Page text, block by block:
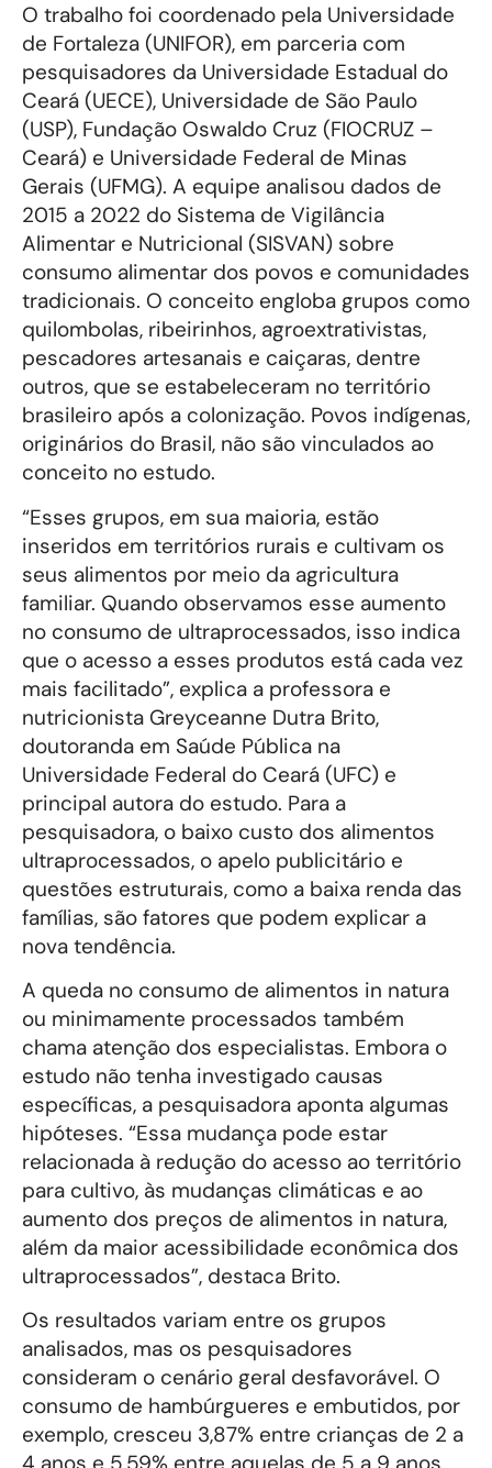
O trabalho foi coordenado pela Universidade
de Fortaleza (UNIFOR), em parceria com
pesquisadores da Universidade Estadual do
Ceará (UECE), Universidade de São Paulo
(USP), Fundação Oswaldo Cruz (FIOCRUZ –
Ceará) e Universidade Federal de Minas
Gerais (UFMG). A equipe analisou dados de
2015 a 2022 do Sistema de Vigilância
Alimentar e Nutricional (SISVAN) sobre
consumo alimentar dos povos e comunidades
tradicionais. O conceito engloba grupos como
quilombolas, ribeirinhos, agroextrativistas,
pescadores artesanais e caiçaras, dentre
outros, que se estabeleceram no território
brasileiro após a colonização. Povos indígenas,
originários do Brasil, não são vinculados ao
conceito no estudo.
“Esses grupos, em sua maioria, estão
inseridos em territórios rurais e cultivam os
seus alimentos por meio da agricultura
familiar. Quando observamos esse aumento
no consumo de ultraprocessados, isso indica
que o acesso a esses produtos está cada vez
mais facilitado”, explica a professora e
nutricionista Greyceanne Dutra Brito,
doutoranda em Saúde Pública na
Universidade Federal do Ceará (UFC) e
principal autora do estudo. Para a
pesquisadora, o baixo custo dos alimentos
ultraprocessados, o apelo publicitário e
questões estruturais, como a baixa renda das
famílias, são fatores que podem explicar a
nova tendência.
A queda no consumo de alimentos in natura
ou minimamente processados também
chama atenção dos especialistas. Embora o
estudo não tenha investigado causas
específicas, a pesquisadora aponta algumas
hipóteses. “Essa mudança pode estar
relacionada à redução do acesso ao território
para cultivo, às mudanças climáticas e ao
aumento dos preços de alimentos in natura,
além da maior acessibilidade econômica dos
ultraprocessados”, destaca Brito.
Os resultados variam entre os grupos
analisados, mas os pesquisadores
consideram o cenário geral desfavorável. O
consumo de hambúrgueres e embutidos, por
exemplo, cresceu 3,87% entre crianças de 2 a